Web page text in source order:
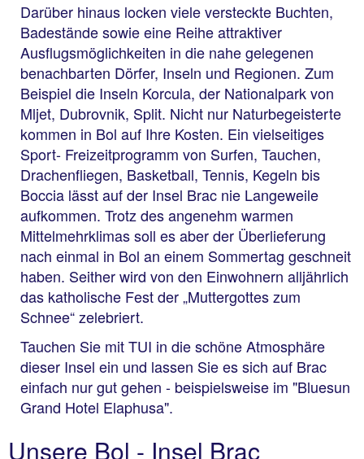
Darüber hinaus locken viele versteckte Buchten,
Badestände sowie eine Reihe attraktiver
Ausflugsmöglichkeiten in die nahe gelegenen
benachbarten Dörfer, Inseln und Regionen. Zum
Beispiel die Inseln Korcula, der Nationalpark von
Mljet, Dubrovnik, Split. Nicht nur Naturbegeisterte
kommen in Bol auf Ihre Kosten. Ein vielseitiges
Sport- Freizeitprogramm von Surfen, Tauchen,
Drachenfliegen, Basketball, Tennis, Kegeln bis
Boccia lässt auf der Insel Brac nie Langeweile
aufkommen. Trotz des angenehm warmen
Mittelmehrklimas soll es aber der Überlieferung
nach einmal in Bol an einem Sommertag geschneit
haben. Seither wird von den Einwohnern alljährlich
das katholische Fest der „Muttergottes zum
Schnee“ zelebriert.
Tauchen Sie mit TUI in die schöne Atmosphäre
dieser Insel ein und lassen Sie es sich auf Brac
einfach nur gut gehen - beispielsweise im "Bluesun
Grand Hotel Elaphusa".
Unsere Bol - Insel Brac